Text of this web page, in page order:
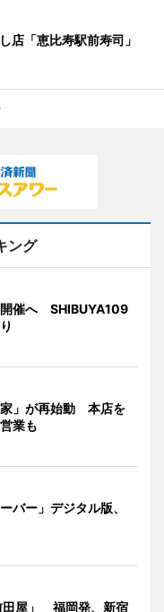
店「恵比寿駅前寿司」
ング
開催へ SHIBUYA109
」が再始動 本店を
業も
バー」デジタル版、
田屋」 福岡発、新宿